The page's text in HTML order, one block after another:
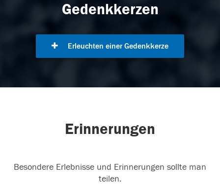
Gedenkkerzen
Erleuchten einer Gedenkkerze
Erinnerungen
Besondere Erlebnisse und Erinnerungen sollte man
teilen.